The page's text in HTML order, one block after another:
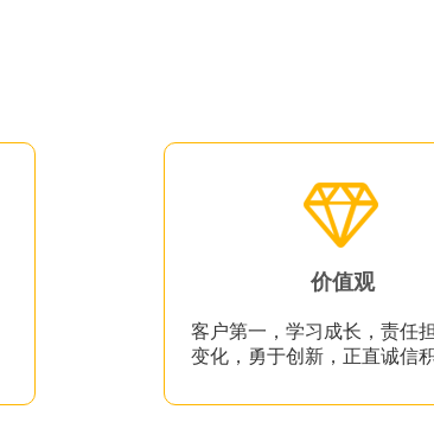
价值观
客户第一，学习成长，责任
变化，勇于创新，正直诚信